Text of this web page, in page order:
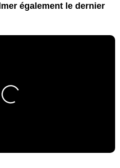
également le dernier